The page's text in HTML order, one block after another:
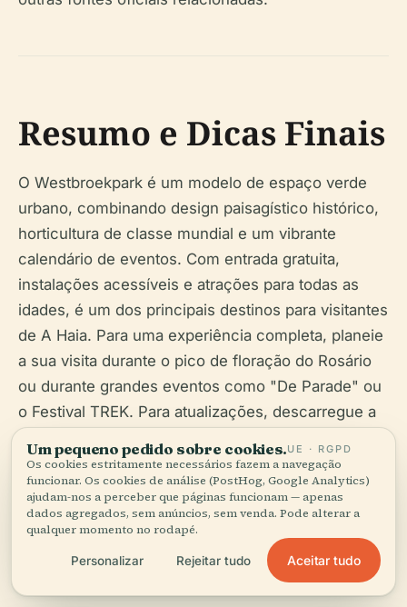
Resumo e Dicas Finais
O Westbroekpark é um modelo de espaço verde
urbano, combinando design paisagístico histórico,
horticultura de classe mundial e um vibrante
calendário de eventos. Com entrada gratuita,
instalações acessíveis e atrações para todas as
idades, é um dos principais destinos para visitantes
de A Haia. Para uma experiência completa, planeie
a sua visita durante o pico de floração do Rosário
ou durante grandes eventos como "De Parade" ou
o Festival TREK. Para atualizações, descarregue a
turismo.
Um pequeno pedido sobre cookies.UE · RGPD
Os cookies estritamente necessários fazem a navegação
funcionar. Os cookies de análise (PostHog, Google Analytics)
ajudam-nos a perceber que páginas funcionam — apenas
dados agregados, sem anúncios, sem venda. Pode alterar a
qualquer momento no rodapé.
Personalizar Rejeitar tudo Aceitar tudo